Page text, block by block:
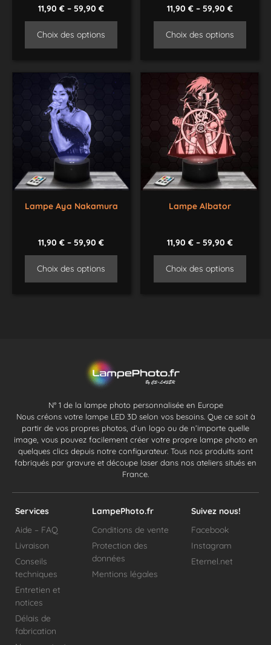
11,90€ –59,90€
Choix des options
11,90 €– 59,90 €
Choix des options
Lampe Aya Nakamura
11,90€ –59,90€
Choix des options
Lampe Albator
11,90 €– 59,90 €
Choix des options
N° 1 de la lampe photo personnalisée en Europe
Nous créons votre lampe LED 3D selon vos besoins. Que ce soit à
partir de vos propres photos, d’un logo ou de n’importe quelle
image, vous pouvez facilement créer votre propre lampe photo en
quelques clics depuis notre configurateur. Tous nos produits sont
fabriqués par gravure et découpe laser dans nos ateliers situés en
France.
Services
Aide – FAQ
Livraison
Conseils
techniques
Entretien et
notices
Délais de
fabrication
LampePhoto.fr
Conditions de vente
Protection des
données
Mentions légales
Suivez nous!
Facebook
Instagram
Eternel.net